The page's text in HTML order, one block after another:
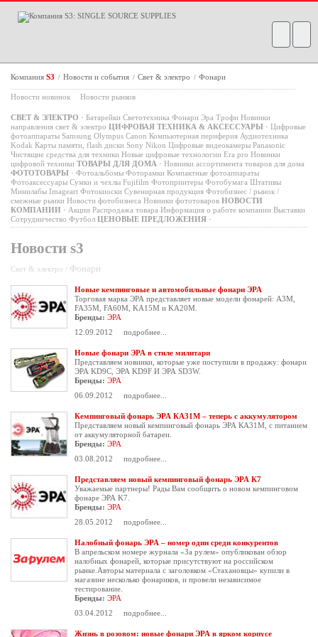
Компания S3 / Новости и события / Свет & электро / Фонари
Новости новинок Новости рынков
СВЕТ & ЭЛЕКТРО · Батарейки Светотехника Фонари Эра Трофи Новинки
направления свет & электро ЦИФРОВАЯ ТЕХНИКА & АКСЕССУАРЫ · Цифровые
фотоаппараты Samsung Olympus Canon Компьютерная периферия Аудиотехника
Kodak Карты памяти, flash диски Sony Nikon Цифровые видеокамеры Panasonic
Чистящие средства для техники Новые цифровые технологии Era pro Новинки
цифровой техники ТОВАРЫ ДЛЯ ДОМА · Новинки ассортимента товаров для дома
ФОТОТОВАРЫ · Фотоальбомы Фоторамки Компактные фотоаппараты
Фотоаксессуары Сумки и чехлы Fujifilm Фотопринтеры Фотобумага Штативы
Минилабы Imageart Фотокиоски Сувенирная продукция Фотобизнес / рынок /
смежные рынки Новости фотобизнеса Новинки фототоваров НОВОСТИ
КОМПАНИИ · Акции Распродажа товара Информация о работе компании Выставки
Сотрудничество Футбол ЦЕНОВЫЕ ПРЕДЛОЖЕНИЯ ·
Новости s3
Свет & электро / Фонари
Новые кемпинговые и автомобильные фонари ЭРА
Торговая марка ЭРА представляет новые модели фонарей: A3M,
FA35M, FA60M, KA15M и KA20M.
Бренды: ЭРА
12.09.2012
подробнее...
Новые фонари ЭРА в стиле милитари
Представляем новинки, которые уже поступили в продажу: фонари
ЭРА KD9C, ЭРА KD9F И ЭРА SD3W.
Бренды: ЭРА
06.09.2012
подробнее...
Кемпинговый фонарь ЭРА КА31М – теперь с аккумулятором
Представляем новый кемпинговый фонарь ЭРА КА31М, с питанием
от аккумуляторной батареи.
Бренды: ЭРА
03.08.2012
подробнее...
Представляем новый кемпинговый фонарь ЭРА К7
Уважаемые партнеры! Рады Вам сообщить о новом кемпинговом
фонаре ЭРА K7.
Бренды: ЭРА
28.05.2012
подробнее...
Налобный фонарь ЭРА – номер один среди конкурентов
В апрельском номере журнала «За рулем» опубликован обзор
налобных фонарей, которые присутствуют на российском
рынке.Авторы материала с заголовком «Стахановцы» купили в
магазине несколько фонариков, и провели независимое
тестирование.
Бренды: ЭРА
03.04.2012
подробнее...
Жизнь в розовом: новые фонари ЭРА в ярком корпусе